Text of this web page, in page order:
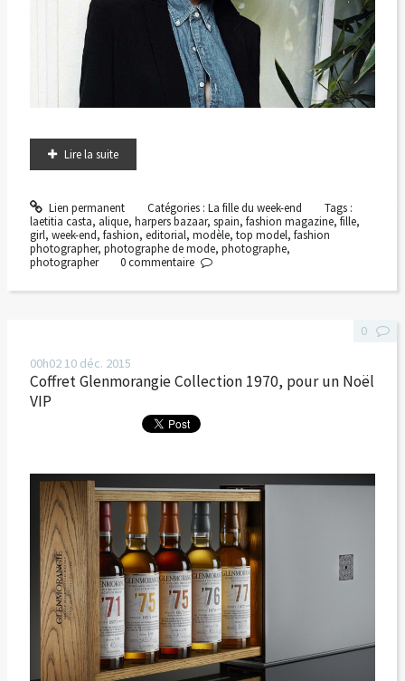
Lire la suite
Lien permanent Catégories : La fille du week-end
Tags :
laetitia casta, alique, harpers bazaar, spain, fashion magazine, fille,
girl, week-end, fashion, editorial, modèle, top model, fashion
photographer, photographe de mode, photographe,
photographer
0commentaire
00h0210 déc. 2015
Coffret Glenmorangie Collection 1970, pour un Noël
VIP
0